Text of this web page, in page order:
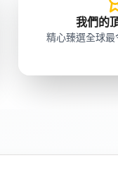
我們的
精心臻選全球